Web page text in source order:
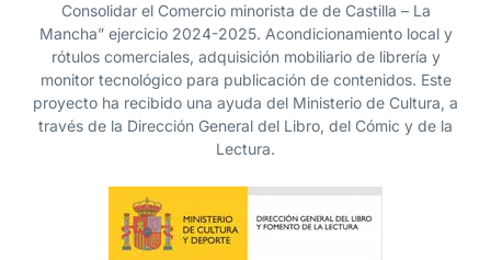
Consolidar el Comercio minorista de de Castilla – La
Mancha” ejercicio 2024-2025. Acondicionamiento local y
rótulos comerciales, adquisición mobiliario de librería y
monitor tecnológico para publicación de contenidos. Este
proyecto ha recibido una ayuda del Ministerio de Cultura, a
través de la Dirección General del Libro, del Cómic y de la
Lectura.